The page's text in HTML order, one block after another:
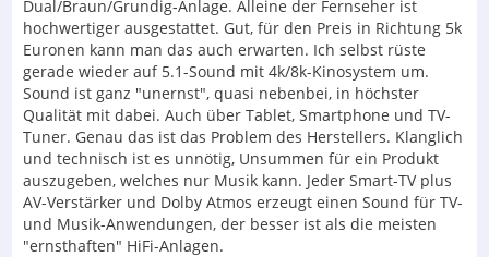
Dual/Braun/Grundig‑Anlage. Alleine der Fernseher ist
hochwertiger ausgestattet. Gut, für den Preis in Richtung 5k
Euronen kann man das auch erwarten. Ich selbst rüste
gerade wieder auf 5.1-Sound mit 4k/8k-Kinosystem um.
Sound ist ganz "unernst", quasi nebenbei, in höchster
Qualität mit dabei. Auch über Tablet, Smartphone und TV-
Tuner. Genau das ist das Problem des Herstellers. Klanglich
und technisch ist es unnötig, Unsummen für ein Produkt
auszugeben, welches nur Musik kann. Jeder Smart-TV plus
AV-Verstärker und Dolby Atmos erzeugt einen Sound für TV-
und Musik-Anwendungen, der besser ist als die meisten
"ernsthaften" HiFi-Anlagen.